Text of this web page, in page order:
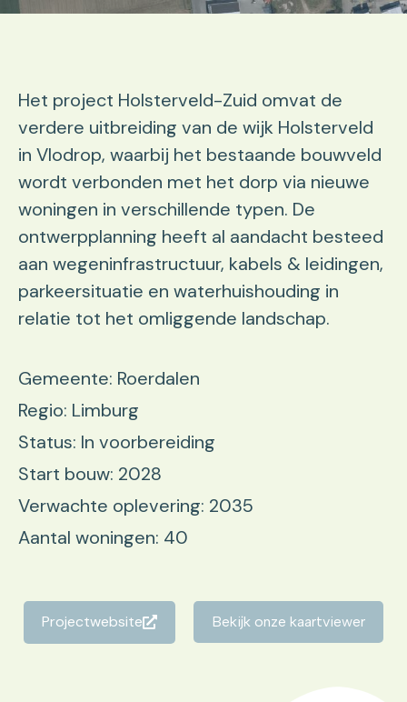
Het project Holsterveld-Zuid omvat de
verdere uitbreiding van de wijk Holsterveld
in Vlodrop, waarbij het bestaande bouwveld
wordt verbonden met het dorp via nieuwe
woningen in verschillende typen. De
ontwerpplanning heeft al aandacht besteed
aan wegeninfrastructuur, kabels & leidingen,
parkeersituatie en waterhuishouding in
relatie tot het omliggende landschap.
Gemeente: Roerdalen
Regio: Limburg
Status: In voorbereiding
Start bouw: 2028
Verwachte oplevering: 2035
Aantal woningen: 40
Projectwebsite Bekijk onze kaartviewer